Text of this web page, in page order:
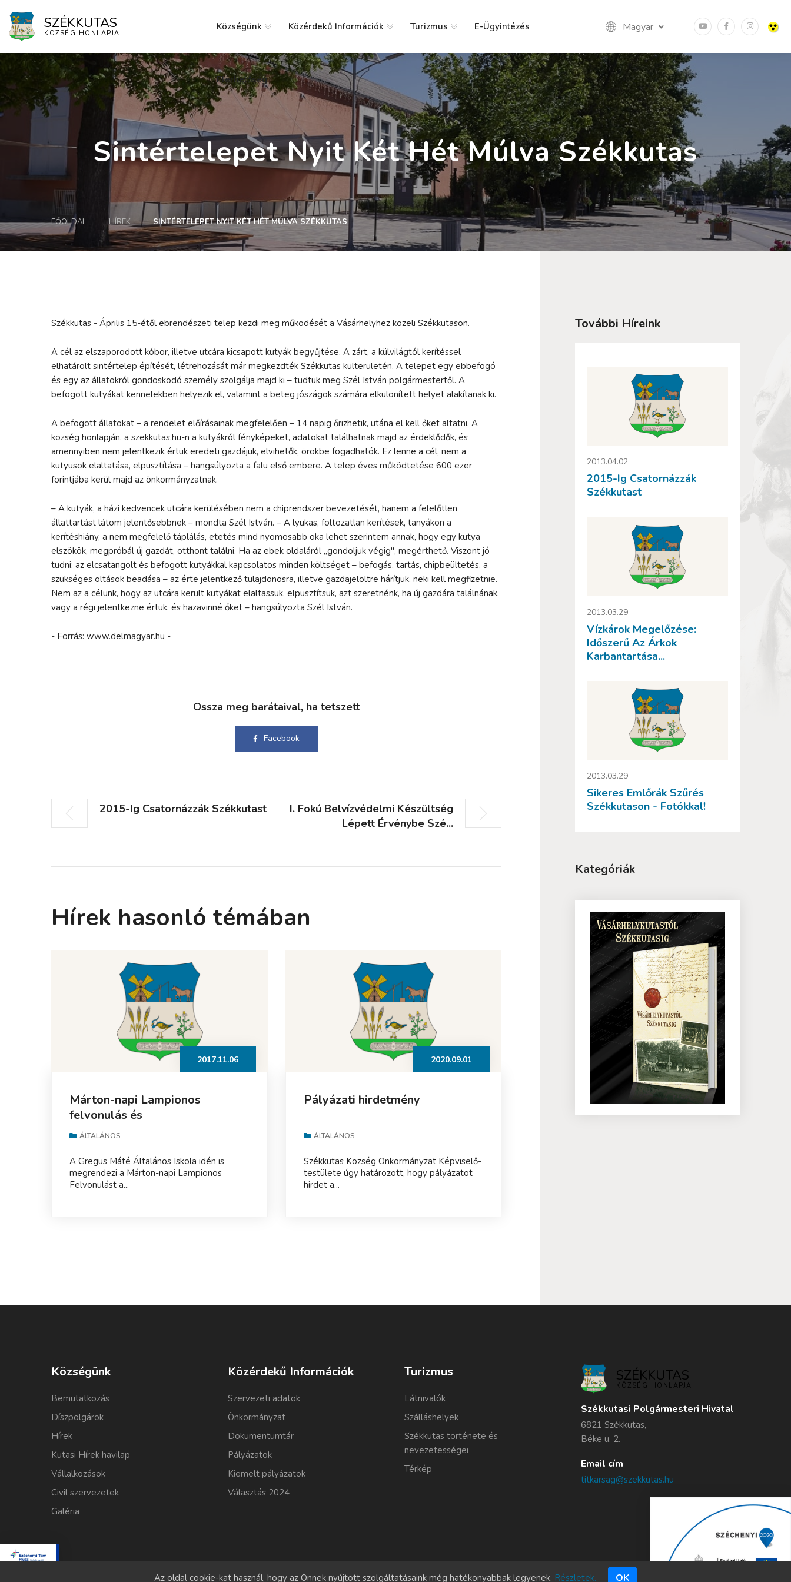
SZÉKKUTAS
KÖZSÉG HONLAPJA Magyar
Községünk Közérdekű Információk Turizmus E-Ügyintézés
Elérhetőség
Sintértelepet Nyit Két Hét Múlva Székkutas
FŐOLDAL HÍREK SINTÉRTELEPET NYIT KÉT HÉT MÚLVA SZÉKKUTAS
Székkutas - Április 15-étől ebrendészeti telep kezdi meg működését a Vásárhelyhez közeli Székkutason.
A cél az elszaporodott kóbor, illetve utcára kicsapott kutyák begyűjtése. A zárt, a külvilágtól kerítéssel
elhatárolt sintértelep építését, létrehozását már megkezdték Székkutas külterületén. A telepet egy ebbefogó
és egy az állatokról gondoskodó személy szolgálja majd ki – tudtuk meg Szél István polgármestertől. A
befogott kutyákat kennelekben helyezik el, valamint a beteg jószágok számára elkülönített helyet alakítanak ki.
A befogott állatokat – a rendelet előírásainak megfelelően – 14 napig őrizhetik, utána el kell őket altatni. A
község honlapján, a szekkutas.hu-n a kutyákról fényképeket, adatokat találhatnak majd az érdeklődők, és
amennyiben nem jelentkezik értük eredeti gazdájuk, elvihetők, örökbe fogadhatók. Ez lenne a cél, nem a
kutyusok elaltatása, elpusztítása – hangsúlyozta a falu első embere. A telep éves működtetése 600 ezer
forintjába kerül majd az önkormányzatnak.
– A kutyák, a házi kedvencek utcára kerülésében nem a chiprendszer bevezetését, hanem a felelőtlen
állattartást látom jelentősebbnek – mondta Szél István. – A lyukas, foltozatlan kerítések, tanyákon a
kerítéshiány, a nem megfelelő táplálás, etetés mind nyomosabb oka lehet szerintem annak, hogy egy kutya
elszökök, megpróbál új gazdát, otthont találni. Ha az ebek oldaláról „gondoljuk végig", megérthető. Viszont jó
tudni: az elcsatangolt és befogott kutyákkal kapcsolatos minden költséget – befogás, tartás, chipbeültetés, a
szükséges oltások beadása – az érte jelentkező tulajdonosra, illetve gazdajelöltre hárítjuk, neki kell megfizetnie.
Nem az a célunk, hogy az utcára került kutyákat elaltassuk, elpusztítsuk, azt szeretnénk, ha új gazdára találnának,
vagy a régi jelentkezne értük, és hazavinné őket – hangsúlyozta Szél István.
- Forrás: www.delmagyar.hu -
Ossza meg barátaival, ha tetszett
Facebook
2015-Ig Csatornázzák Székkutast
I. Fokú Belvízvédelmi Készültség
Lépett Érvénybe Szé...
Hírek hasonló témában
2017.11.06
Márton-napi Lampionos
felvonulás és
Libaszépségverseny
ÁLTALÁNOS
A Gregus Máté Általános Iskola idén is
megrendezi a Márton-napi Lampionos
Felvonulást a...
2020.09.01
Pályázati hirdetmény
ÁLTALÁNOS
Székkutas Község Önkormányzat Képviselő-
testülete úgy határozott, hogy pályázatot
hirdet a...
További Híreink
2013.04.02
2015-Ig Csatornázzák
Székkutast
2013.03.29
Vízkárok Megelőzése:
Időszerű Az Árkok
Karbantartása...
2013.03.29
Sikeres Emlőrák Szűrés
Székkutason - Fotókkal!
Kategóriák
Községünk
Bemutatkozás
Díszpolgárok
Hírek
Kutasi Hírek havilap
Vállalkozások
Civil szervezetek
Galéria
Közérdekű Információk
Szervezeti adatok
Önkormányzat
Dokumentumtár
Pályázatok
Kiemelt pályázatok
Választás 2024
Turizmus
Látnivalók
Szálláshelyek
Székkutas története és
nevezetességei
Térkép
SZÉKKUTAS
KÖZSÉG HONLAPJA
Székkutasi Polgármesteri Hivatal
6821 Székkutas,
Béke u. 2.
Email cím
titkarsag@szekkutas.hu
Copyrights© 2011-2026 Szekkutas.hu Minden jog fenntartva.
Az oldal cookie-kat használ, hogy az Önnek nyújtott szolgáltatásaink még hatékonyabbak legyenek. Részletek. OK